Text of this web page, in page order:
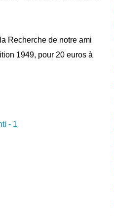
Recherche de notre ami
1949, pour 20 euros à